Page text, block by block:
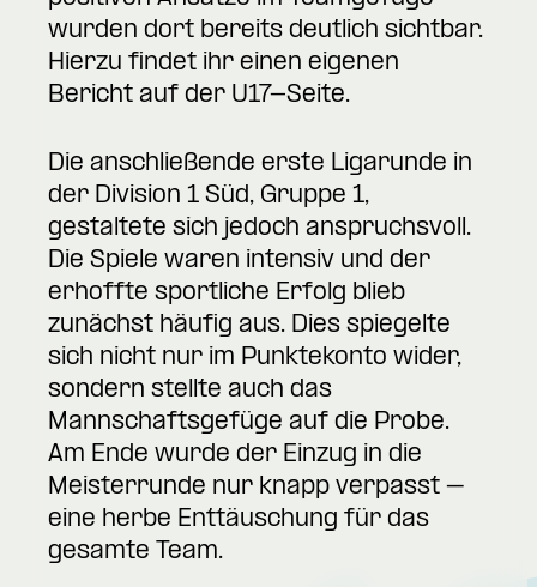
wurden dort bereits deutlich sichtbar.
Hierzu findet ihr einen eigenen
Bericht auf der U17-Seite.
Die anschließende erste Ligarunde in
der Division 1 Süd, Gruppe 1,
gestaltete sich jedoch anspruchsvoll.
Die Spiele waren intensiv und der
erhoffte sportliche Erfolg blieb
zunächst häufig aus. Dies spiegelte
sich nicht nur im Punktekonto wider,
sondern stellte auch das
Mannschaftsgefüge auf die Probe.
Am Ende wurde der Einzug in die
Meisterrunde nur knapp verpasst –
eine herbe Enttäuschung für das
gesamte Team.